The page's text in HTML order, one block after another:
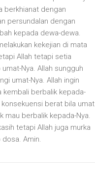
berkhianat dengan
persundalan dengan
kepada dewa-dewa.
kekejian di mata
Allah tetapi setia
Nya. Allah sungguh
umat-Nya. Allah ingin
kembali berbalik kepada-
konsekuensi berat bila umat
mau berbalik kepada-Nya.
tetapi Allah juga murka
Amin.